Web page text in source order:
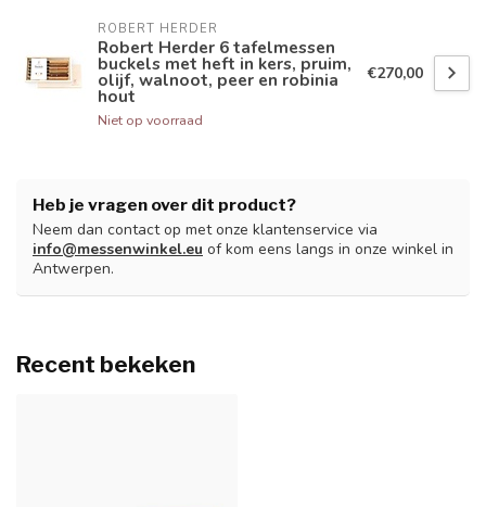
ROBERT HERDER
Robert Herder 6 tafelmessen
buckels met heft in kers, pruim,
olijf, walnoot, peer en robinia
hout
Niet op voorraad
€270,00
Heb je vragen over dit product?
Neem dan contact op met onze klantenservice via
info@messenwinkel.eu of kom eens langs in onze winkel in
Antwerpen.
Recent bekeken